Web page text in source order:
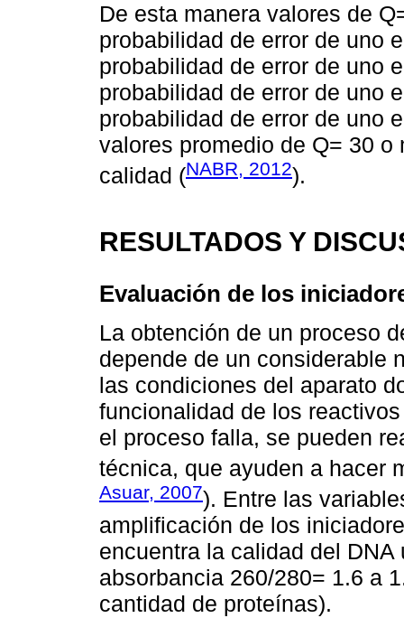
De esta manera valores de
probabilidad de error de uno
probabilidad de error de uno
probabilidad de error de uno
probabilidad de error de uno
valores promedio de Q= 30
calidad (NABR, 2012).
RESULTADOS Y
Evaluación de los
La obtención de un proceso
depende de un considerable
las condiciones del aparato
funcionalidad de los
el proceso falla, se pueden
técnica, que ayuden a hacer
Asuar, 2007). Entre las
amplificación de los
encuentra la calidad del
absorbancia 260/280= 1.6 a
cantidad de proteínas).